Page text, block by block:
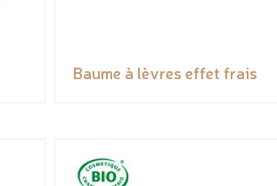
Baume à lèvres effet frais